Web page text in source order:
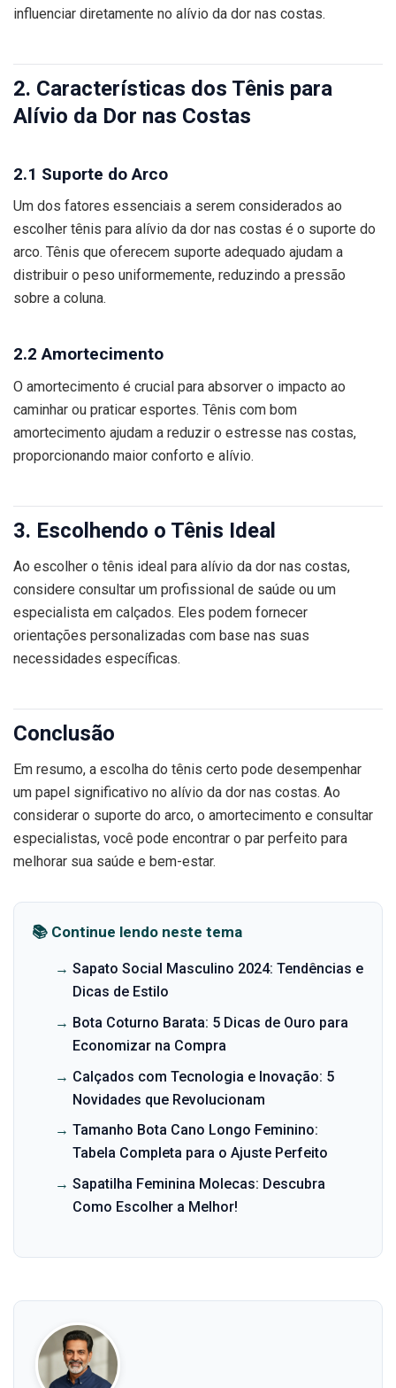
influenciar diretamente no alívio da dor nas costas.
2. Características dos Tênis para
Alívio da Dor nas Costas
2.1 Suporte do Arco
Um dos fatores essenciais a serem considerados ao
escolher tênis para alívio da dor nas costas é o suporte do
arco. Tênis que oferecem suporte adequado ajudam a
distribuir o peso uniformemente, reduzindo a pressão
sobre a coluna.
2.2 Amortecimento
O amortecimento é crucial para absorver o impacto ao
caminhar ou praticar esportes. Tênis com bom
amortecimento ajudam a reduzir o estresse nas costas,
proporcionando maior conforto e alívio.
3. Escolhendo o Tênis Ideal
Ao escolher o tênis ideal para alívio da dor nas costas,
considere consultar um profissional de saúde ou um
especialista em calçados. Eles podem fornecer
orientações personalizadas com base nas suas
necessidades específicas.
Conclusão
Em resumo, a escolha do tênis certo pode desempenhar
um papel significativo no alívio da dor nas costas. Ao
considerar o suporte do arco, o amortecimento e consultar
especialistas, você pode encontrar o par perfeito para
melhorar sua saúde e bem-estar.
📚 Continue lendo neste tema
→ Sapato Social Masculino 2024: Tendências e
Dicas de Estilo
→ Bota Coturno Barata: 5 Dicas de Ouro para
Economizar na Compra
→ Calçados com Tecnologia e Inovação: 5
Novidades que Revolucionam
→ Tamanho Bota Cano Longo Feminino:
Tabela Completa para o Ajuste Perfeito
→ Sapatilha Feminina Molecas: Descubra
Como Escolher a Melhor!